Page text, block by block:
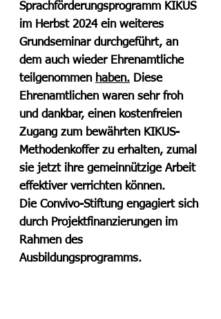
Sprachförderungsprogramm KIKUS
im Herbst 2024 ein weiteres
Grundseminar durchgeführt, an
dem auch wieder Ehrenamtliche
teilgenommen haben. Diese
Ehrenamtlichen waren sehr froh
und dankbar, einen kostenfreien
Zugang zum bewährten KIKUS-
Methodenkoffer zu erhalten, zumal
sie jetzt ihre gemeinnützige Arbeit
effektiver verrichten können.
Die Convivo-Stiftung engagiert sich
durch Projektfinanzierungen im
Rahmen des
Ausbildungsprogramms.